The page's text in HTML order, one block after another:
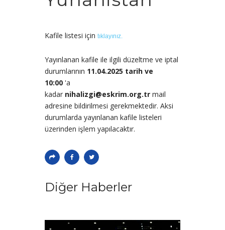
Kafile listesi için tıklayınız.
Yayınlanan kafile ile ilgili düzeltme ve iptal
durumlarının 11.04.2025 tarih ve
10:00 'a
kadar nihalizgi@eskrim.org.tr mail
adresine bildirilmesi gerekmektedir. Aksi
durumlarda yayınlanan kafile listeleri
üzerinden işlem yapılacaktır.
Diğer Haberler